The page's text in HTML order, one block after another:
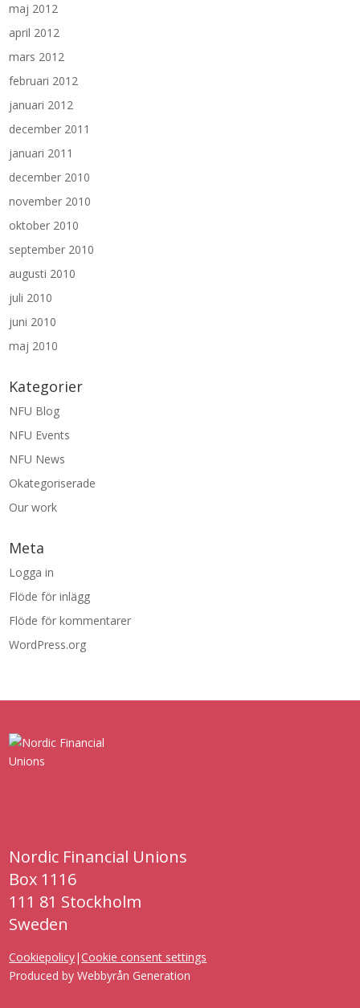
maj 2012
april 2012
mars 2012
februari 2012
januari 2012
december 2011
januari 2011
december 2010
november 2010
oktober 2010
september 2010
augusti 2010
juli 2010
juni 2010
maj 2010
Kategorier
NFU Blog
NFU Events
NFU News
Okategoriserade
Our work
Meta
Logga in
Flöde för inlägg
Flöde för kommentarer
WordPress.org
Nordic Financial Unions
Box 1116
111 81 Stockholm
Sweden
Cookiepolicy|Cookie consent settings
Produced byWebbyrån Generation